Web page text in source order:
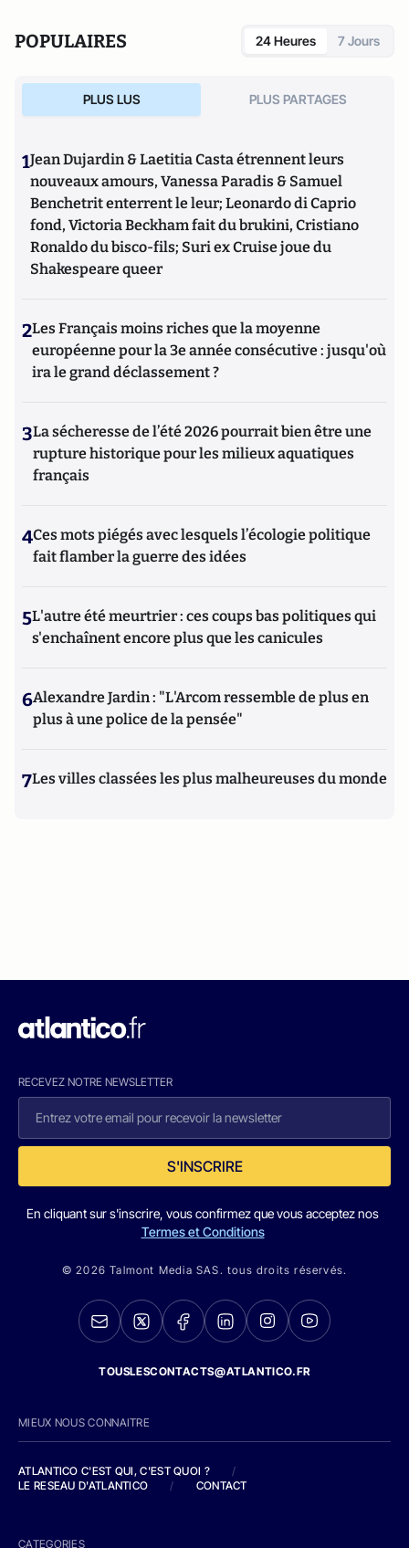
POPULAIRES 24 Heures 7 Jours
PLUS LUS PLUS PARTAGES
1Jean Dujardin & Laetitia Casta étrennent leurs
nouveaux amours, Vanessa Paradis & Samuel
Benchetrit enterrent le leur; Leonardo di Caprio
fond, Victoria Beckham fait du brukini, Cristiano
Ronaldo du bisco-fils; Suri ex Cruise joue du
Shakespeare queer
2Les Français moins riches que la moyenne
européenne pour la 3e année consécutive : jusqu'où
ira le grand déclassement ?
3La sécheresse de l’été 2026 pourrait bien être une
rupture historique pour les milieux aquatiques
français
4Ces mots piégés avec lesquels l’écologie politique
fait flamber la guerre des idées
5L'autre été meurtrier : ces coups bas politiques qui
s'enchaînent encore plus que les canicules
6Alexandre Jardin : "L'Arcom ressemble de plus en
plus à une police de la pensée"
7Les villes classées les plus malheureuses du monde
RECEVEZ NOTRE NEWSLETTER
S'INSCRIRE
En cliquant sur s'inscrire, vous confirmez que vous acceptez nos
Termes et Conditions
© 2026 Talmont Media SAS. tous droits réservés.
TOUSLESCONTACTS@ATLANTICO.FR
MIEUX NOUS CONNAITRE
ATLANTICO C'EST QUI, C'EST QUOI ?
/
LE RESEAU D'ATLANTICO
/ CONTACT
CATEGORIES